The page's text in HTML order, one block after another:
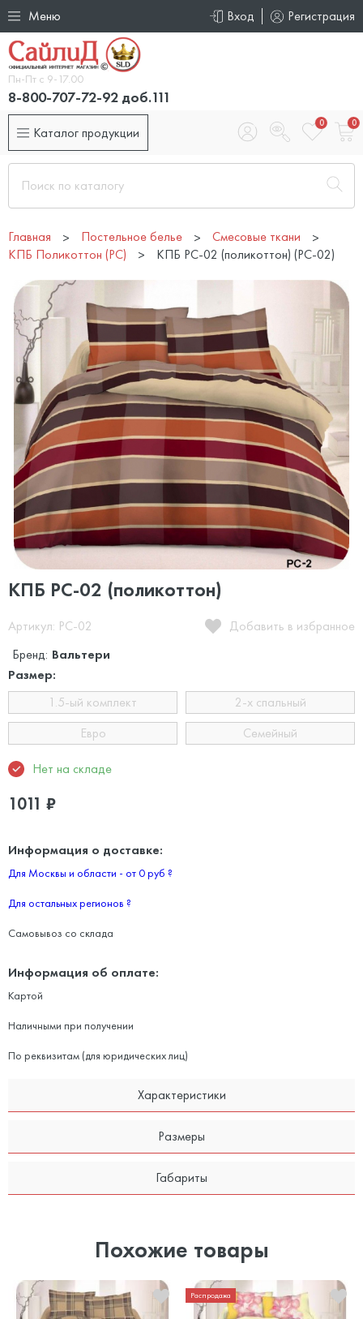
Меню Вход Регистрация
Пн-Пт с 9-17.00
8-800-707-72-92 доб.111
Каталог продукции
0 0
Главная Постельное белье
Смесовые ткани
КПБ Поликоттон (PC)
КПБ PC-02 (поликоттон) (PC-02)
КПБ PC-02 (поликоттон)
Артикул: PC-02
Добавить в избранное
Бренд: Вальтери
Размер:
1.5-ый комплект
2-х спальный
Евро
Семейный
Нет на складе
1011 ₽
Информация о доставке:
Для Москвы и области - от 0 руб ?
Для остальных регионов ?
Самовывоз со склада
Информация об оплате:
Картой
Наличными при получении
По реквизитам (для юридических лиц)
Характеристики
Размеры
Габариты
Похожие товары
Распродажа